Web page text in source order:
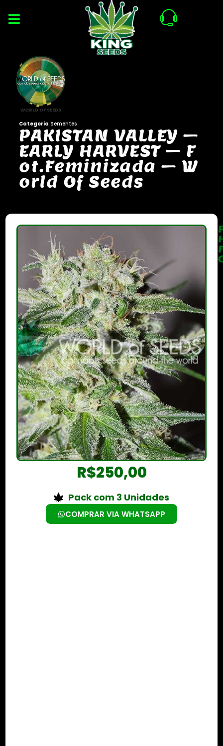
WORLD OF SEEDS
Categoria Sementes
PAKISTAN VALLEY –
EARLY HARVEST – F
ot.Feminizada – W
orld Of Seeds
R$250,00
Pack com 3 Unidades
COMPRAR VIA WHATSAPP